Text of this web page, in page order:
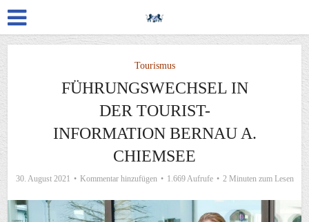
Tourismus
FÜHRUNGSWECHSEL IN
DER TOURIST-
INFORMATION BERNAU A.
CHIEMSEE
30. August 2021 Kommentar hinzufügen 1.669 Aufrufe 2 Minuten zum Lesen